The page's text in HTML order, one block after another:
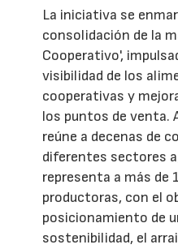
La iniciativa se
consolidación de la
Cooperativo',
visibilidad de los
cooperativas y
los puntos de venta.
reúne a decenas de
diferentes sectores
representa a más de
productoras, con el
posicionamiento de
sostenibilidad, el